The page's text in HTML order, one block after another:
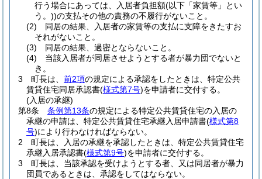
行う場合にあっては、入居者負担額(以下「家賃等」とい
う。))の支払その他の責務の不履行がないこと。
(2)
同居の結果、入居者の家賃等の支払に支障をきたすお
それがないこと。
(3)
同居の結果、過密とならないこと。
(4)
当該入居者が同居させようとする者が暴力団でないと
き。
3
町長は、 前2項の規定による承認をしたときは、特定公共
賃貸住宅同居承認書(様式第7号)を申請者に交付する。
(入居の承継)
第8条
条例第13条の規定による特定公共賃貸住宅の入居の
承継の申請は、特定公共賃貸住宅承継入居申請書(様式第8
号)により行わなければならない。
2
町長は、入居の承継を承認したときは、特定公共賃貸住宅
承継入居承認書(様式第9号)を申請者に交付する。
3
町長は、当該承認を受けようとする者、又は同居者が暴力
団員であるときは、承認をしてはならない。